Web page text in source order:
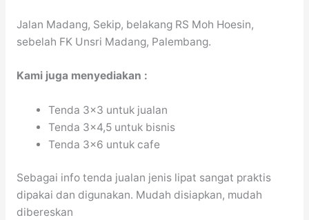
Jalan Madang, Sekip, belakang RS Moh Hoesin,
sebelah FK Unsri Madang, Palembang.
Kami juga menyediakan :
Tenda 3×3 untuk jualan
Tenda 3×4,5 untuk bisnis
Tenda 3×6 untuk cafe
Sebagai info tenda jualan jenis lipat sangat praktis
dipakai dan digunakan. Mudah disiapkan, mudah
dibereskan